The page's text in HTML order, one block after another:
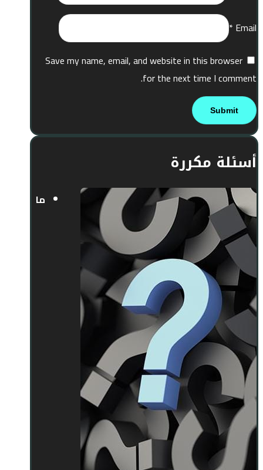
Email
*
Save my name, email, and website in this browser
for the next time I comment.
أسئلة مكررة
ما